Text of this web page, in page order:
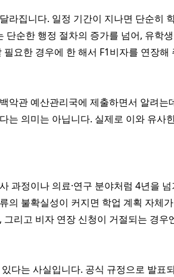
라집니다. 일정 기간이 지나면 단순히
단순한 행정 절차의 증가를 넘어, 유학
요한 경우에 한 해서 F1비자를 연장
악관 예산관리국에 제출하면서 알려
는 의미는 아닙니다. 실제로 이와 유
과정이나 의료·연구 분야처럼 4년을
의 불확실성이 커지면 학업 계획 자체
리고 비자 연장 신청이 거절되는 경
다는 사실입니다. 공식 규정으로 발